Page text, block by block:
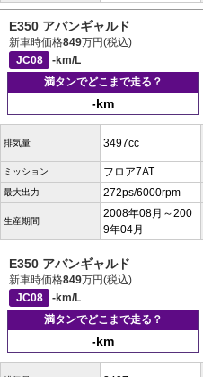
E350 アバンギャルド
新車時価格849万円(税込)
JC08
-km/L
満タンでどこまで走る？
-km
排気量 3497cc
ミッション フロア7AT
最大出力 272ps/6000rpm
生産期間
2008年08月～200
9年04月
E350 アバンギャルド
新車時価格849万円(税込)
JC08
-km/L
満タンでどこまで走る？
-km